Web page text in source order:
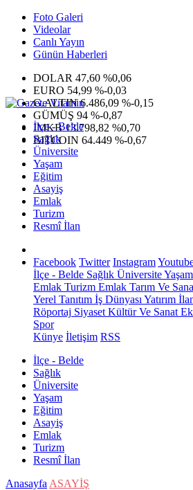
Foto Galeri
Videolar
Canlı Yayın
Günün Haberleri
DOLAR 47,60 %0,06
EURO 54,99 %-0,03
G.ALTIN6.486,09 %-0,15
GÜMÜŞ 94 %-0,87
IMKB13.798,82 %0,70
BITCOIN 64.449 %-0,67
İlçe - Belde
Sağlık
Üniversite
Yaşam
Eğitim
Asayiş
Emlak
Turizm
Resmî İlan
Facebook Twitter Instagram
İlçe - Belde Sağlık ÜniversiteYaşam
Emlak Turizm Emlak Tarım Ve
Yerel Tanıtım İş Dünyası Yatırım
Röportaj Siyaset Kültür Ve Sanat
Spor
Künye İletişim RSS
İlçe - Belde
Sağlık
Üniversite
Yaşam
Eğitim
Asayiş
Emlak
Turizm
Resmî İlan
Anasayfa ASAYİŞ